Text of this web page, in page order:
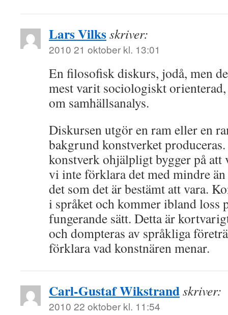
Lars Vilksskriver:
2010 21 oktober kl. 13:01
En filosofisk diskurs, jodå, men
mest varit sociologiskt
om samhällsanalys.
Diskursen utgör en ram eller en
bakgrund konstverket
konstverk ohjälpligt bygger på att
vi inte förklara det med mindre
det som det är bestämt att vara.
i språket och kommer ibland loss
fungerande sätt. Detta är
och dompteras av språkliga
förklara vad konstnären menar.
Carl-Gustaf Wikstrandskriver:
2010 22 oktober kl. 11:54